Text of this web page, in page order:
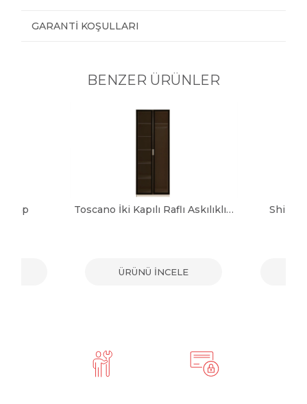
GARANTI KOŞULLARI
BENZER ÜRÜNLER
Toscano İki Kapılı Raflı Askılıklı Dolap
ÜRÜNÜ İNCELE
Shine